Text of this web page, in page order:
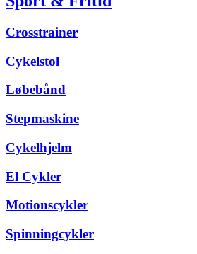
Crosstrainer
Cykelstol
Løbebånd
Stepmaskine
Cykelhjelm
El Cykler
Motionscykler
Spinningcykler